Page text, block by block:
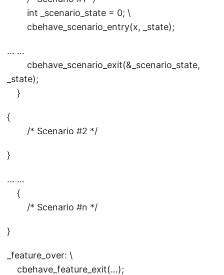
int _scenario_state = 0; \
cbehave_scenario_entry(x, _state);
… …
cbehave_scenario_exit(&_scenario_state,
_state);
}
{
/* Scenario #2 */
}
… …
{
/* Scenario #n */
}
_feature_over: \
cbehave_feature_exit(…);